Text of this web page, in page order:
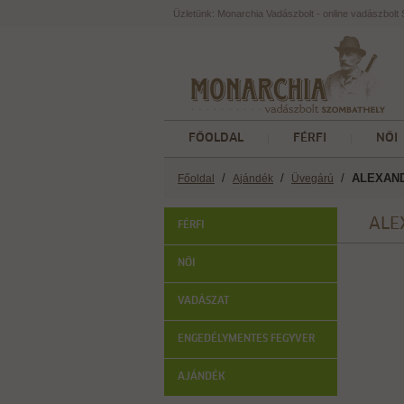
Üzletünk: Monarchia Vadászbolt - online
FŐOLDAL FÉRFI NŐI
Főoldal / Ajándék / Üvegárú /
FÉRFI
NŐI
VADÁSZAT
ENGEDÉLYMENTES FEGYVER
AJÁNDÉK